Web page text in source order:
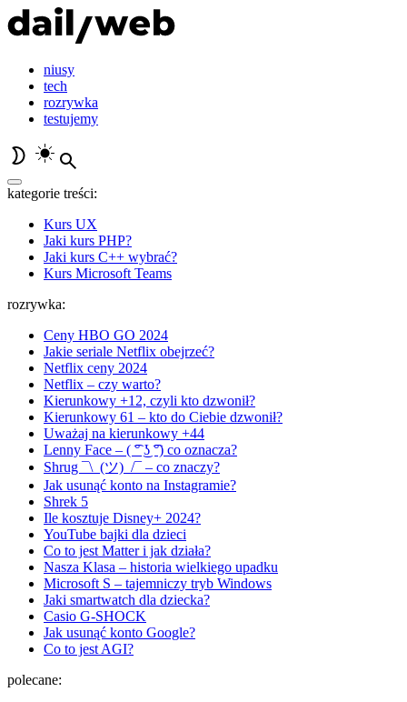
niusy
tech
rozrywka
testujemy
kategorie treści:
Kurs UX
Jaki kurs PHP?
Jaki kurs C++ wybrać?
Kurs Microsoft Teams
rozrywka:
Ceny HBO GO 2024
Jakie seriale Netflix obejrzeć?
Netflix ceny 2024
Netflix – czy warto?
Kierunkowy +12, czyli kto dzwonił?
Kierunkowy 61 – kto do Ciebie dzwonił?
Uważaj na kierunkowy +44
Lenny Face – ( ͡° ͜ʖ ͡°) co oznacza?
Shrug ¯\_(ツ)_/¯ – co znaczy?
Jak usunąć konto na Instagramie?
Shrek 5
Ile kosztuje Disney+ 2024?
YouTube bajki dla dzieci
Co to jest Matter i jak działa?
Nasza Klasa – historia wielkiego upadku
Microsoft S – tajemniczy tryb Windows
Jaki smartwatch dla dziecka?
Casio G-SHOCK
Jak usunąć konto Google?
Co to jest AGI?
polecane: